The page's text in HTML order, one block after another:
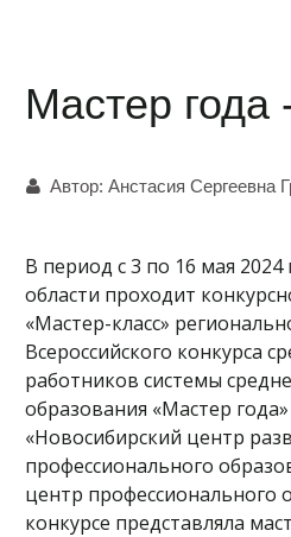
Мастер года
Автор: Анстасия Сергеевна
В период с 3 по 16 мая
области проходит
«Мастер-класс»
Всероссийского конкурса
работников системы
образования «Мастер
«Новосибирский центр
профессионального
центр профессионального
конкурсе представляла